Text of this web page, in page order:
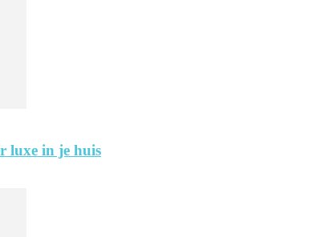
luxe in je huis